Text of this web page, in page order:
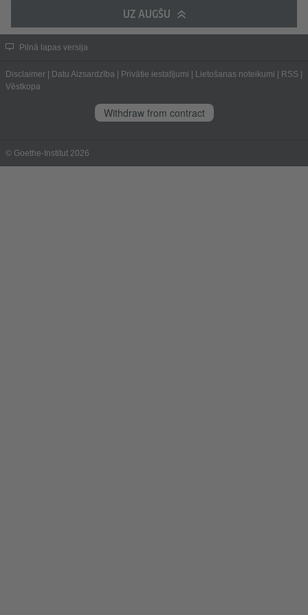
UZ AUGŠU
Pilnā lapas versija
Disclaimer Datu Aizsardzība Privātie iestatījumi Lietošanas noteikumi RSS
Vēstkopa
Withdraw from contract
© Goethe-Institut 2026